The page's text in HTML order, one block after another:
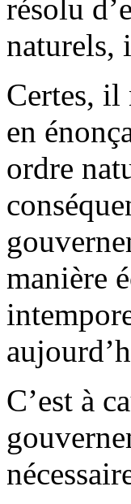
résolu
naturels,
Certes, il
en
ordre
manière
C’est à